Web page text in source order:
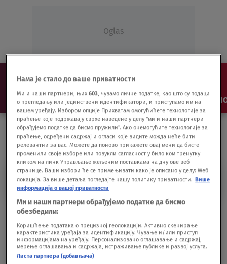
Oglas
NAJNOVIJE VESTI SHOW SPORT VIDEO
NIKOLA BULATOVI
menjačnice u Zemunu
HRONIKA01.10.20.
Нама је стало до ваше приватности
Ми и наши партнери, њих603, чувамо личне податке, као што су подаци
о прегледању или јединствени идентификатори, и приступамо им на
вашем уређају. Избором опције Прихватам омогућићете технологије за
праћење које подржавају сврхе наведене у делу "ми и наши партнери
обрађујемо податке да бисмо пружили". Ако онемогућите технологије за
праћење, одређени садржај и огласи које видите можда неће бити
релевантни за вас. Можете да поново прикажете овај мени да бисте
променили своје изборе или повукли сагласност у било ком тренутку
кликом на линк Управљање жељеним поставкама на дну ове веб
странице. Ваши избори ће се примењивати како је описано у делу: Wеб
локација. За више детаља погледајте нашу политику приватности. Више
информација о вашој приватности
Ми и наши партнери обрађујемо податке да бисмо
обезбедили:
Коришћење података о прецизној геолокацији. Активно скенирање
карактеристика уређаја за идентификацију. Чување и/или приступ
информацијама на уређају. Персонализовано оглашавање и садржај,
мерење оглашавања и садржаја, истраживање публике и развој услуга.
Листа партнера (добављача)